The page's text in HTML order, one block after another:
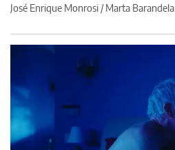
José Enrique Monrosi / Marta Barandela